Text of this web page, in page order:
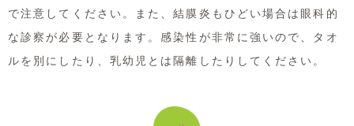
で注意してください。また、結膜炎もひどい場合は眼科的
な診察が必要となります。感染性が非常に強いので、タオ
ルを別にしたり、乳幼児とは隔離したりしてください。